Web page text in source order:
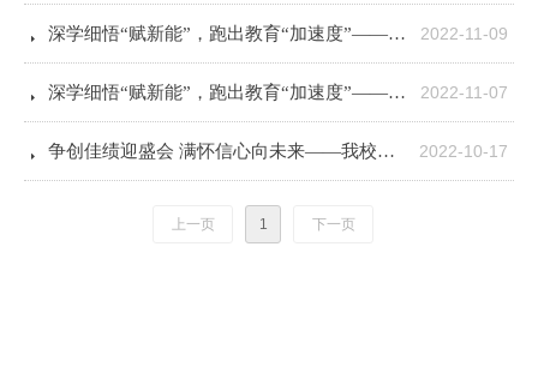
2022-11-09
뀧 深学细悟“赋新能”，跑出教育“加速度”——我校深入开展学习二十大精神党员干部大家说活动（二）
2022-11-07
뀧 深学细悟“赋新能”，跑出教育“加速度”——我校深入开展学习二十大精神党员干部大家说活动（一）
2022-10-17
뀧 争创佳绩迎盛会 满怀信心向未来——我校党委组织党员、教职工、学生收听收看党的二十大开幕式
上一页 1 下一页